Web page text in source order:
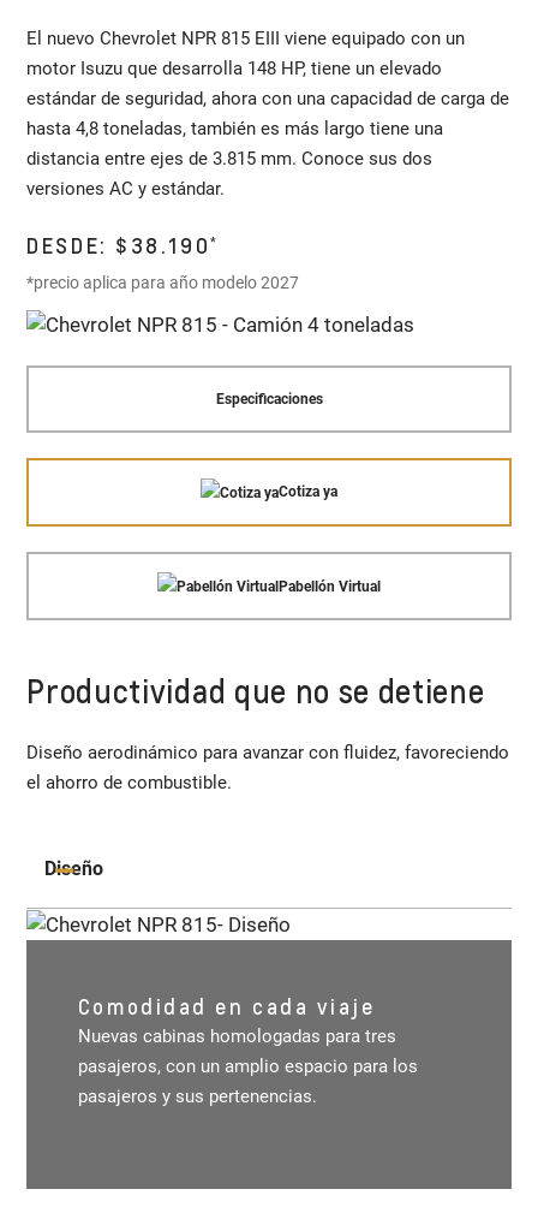
El nuevo Chevrolet NPR 815 EIII viene equipado con un
motor Isuzu que desarrolla 148 HP, tiene un elevado
estándar de seguridad, ahora con una capacidad de carga de
hasta 4,8 toneladas, también es más largo tiene una
distancia entre ejes de 3.815 mm. Conoce sus dos
versiones AC y estándar.
DESDE: $38.190*
*precio aplica para año modelo 2027
Especificaciones
Cotiza ya
Pabellón Virtual
Productividad que no se detiene
Diseño aerodinámico para avanzar con fluidez, favoreciendo
el ahorro de combustible.
Diseño
Comodidad en cada viaje
Nuevas cabinas homologadas para tres
pasajeros, con un amplio espacio para los
pasajeros y sus pertenencias.